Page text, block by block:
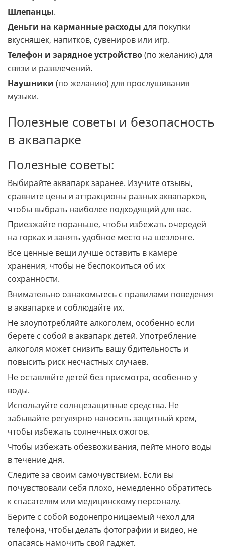
Солнцезащитные очки
Шлепанцы
Деньги на карманные расходыдля покупки
вкусняшек, напитков, сувениров или игр.
Телефон и зарядное устройство
связи и развлечений.
Наушники
Полезные советы и безопасность
в аквапарке
Полезные советы:
Выбирайте аквапарк заранее. Изучите отзывы,
сравните цены и аттракционы разных аквапарков,
чтобы выбрать наиболее подходящий для вас.
Приезжайте пораньше, чтобы избежать очередей
на горках и занять удобное место на шезлонге.
Все ценные вещи лучше оставить в камере
хранения, чтобы не беспокоиться об их
сохранности.
Внимательно ознакомьтесь с правилами поведения
в аквапарке и соблюдайте их.
Не злоупотребляйте алкоголем, особенно если
берете с собой в аквапарк детей. Употребление
алкоголя может снизить вашу бдительность и
повысить риск несчастных случаев.
Не оставляйте детей без присмотра, особенно у
воды.
Используйте солнцезащитные средства. Не
забывайте регулярно наносить защитный крем,
чтобы избежать солнечных ожогов.
Чтобы избежать обезвоживания, пейте много воды
в течение дня.
Следите за своим самочувствием. Если вы
почувствовали себя плохо, немедленно обратитесь
к спасателям или медицинскому персоналу.
Берите с собой водонепроницаемый чехол для
телефона, чтобы делать фотографии и видео, не